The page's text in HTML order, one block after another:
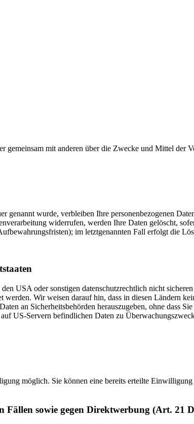
gemeinsam mit anderen über die Zwecke und Mittel der
genannt wurde, verbleiben Ihre personenbezogenen
widerrufen, werden Ihre Daten gelöscht,
im letztgenannten Fall erfolgt die
USA oder sonstigen datenschutzrechtlich nicht
werden. Wir weisen darauf hin, dass in diesen Ländern
an Sicherheitsbehörden herauszugeben, ohne dass
US-Servern befindlichen Daten zu
möglich. Sie können eine bereits erteilte
Fällen sowie gegen Direktwerbung (Art. 21